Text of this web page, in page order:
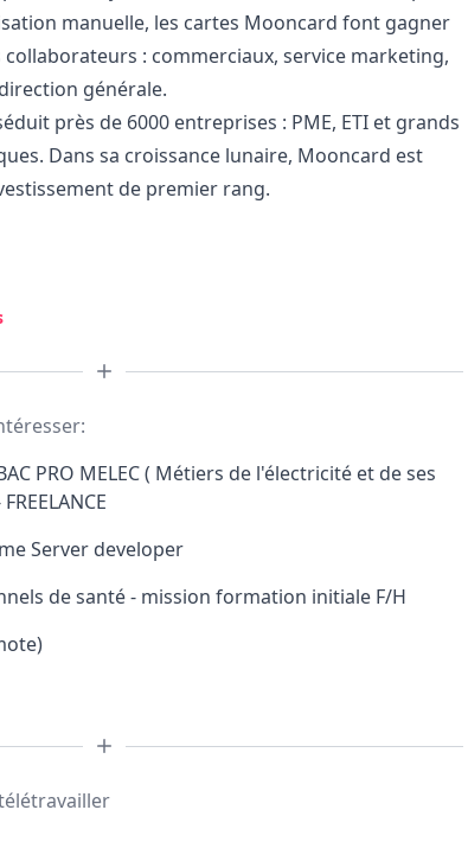
manuelle, les cartes Mooncard font gagner
: commerciaux, service marketing,
générale.
près de 6000 entreprises : PME, ETI et grands
Dans sa croissance lunaire, Mooncard est
de premier rang.
PRO MELEC ( Métiers de l'électricité et de ses
Server developer
de santé - mission formation initiale F/H